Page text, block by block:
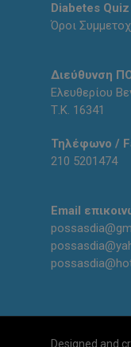
Diabetes
Όροι
Διεύθυνση
Ελευθερίου
Τ.Κ. 16341
Τηλέφωνο /
210 5201474
Email
Designed and